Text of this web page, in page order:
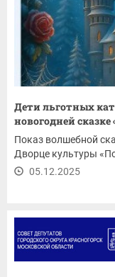
Дети льготных
новогодней
Показ волшебной
Дворце культуры
05.12.2025